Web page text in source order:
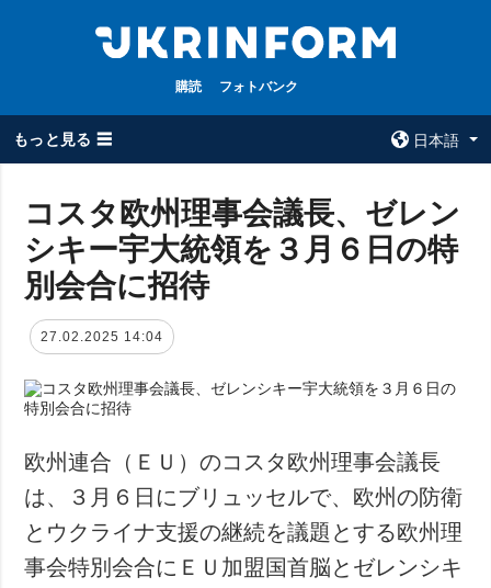
購読 フォトバンク
もっと見る ☰
日本語
全てのトピック
戦争
政治
経済・復興
防衛
社会・文化
スポーツ
犯罪
事故・緊急事態
ウクルインフォ
ルム
コスタ欧州理事会議長、ゼレン
シキー宇大統領を３月６日の特
別会合に招待
27.02.2025 14:04
欧州連合（ＥＵ）のコスタ欧州理事会議長
は、３月６日にブリュッセルで、欧州の防衛
とウクライナ支援の継続を議題とする欧州理
事会特別会合にＥＵ加盟国首脳とゼレンシキ